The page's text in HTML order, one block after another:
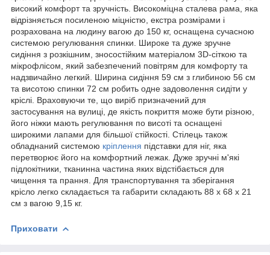
високий комфорт та зручність. Високоміцна сталева рама, яка
відрізняється посиленою міцністю, екстра розмірами і
розрахована на людину вагою до 150 кг, оснащена сучасною
системою регулювання спинки. Широке та дуже зручне
сидіння з розкішним, зносостійким матеріалом 3D-сіткою та
мікрофлісом, який забезпечений повітрям для комфорту та
надзвичайно легкий. Ширина сидіння 59 см з глибиною 56 см
та висотою спинки 72 см робить одне задоволення сидіти у
кріслі. Враховуючи те, що виріб призначений для
застосування на вулиці, де якість покриття може бути різною,
його ніжки мають регулювання по висоті та оснащені
широкими лапами для більшої стійкості. Стілець також
обладнаний системою кріплення підставки для ніг, яка
перетворює його на комфортний лежак. Дуже зручні м'які
підлокітники, тканинна частина яких відстібається для
чищення та прання. Для транспортування та зберігання
крісло легко складається та габарити складають 88 х 68 х 21
см з вагою 9,15 кг.
Приховати